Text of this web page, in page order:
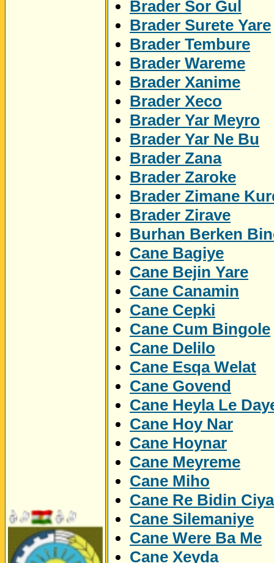
Brader Sor Gul
Brader Surete Yare
Brader Tembure
Brader Wareme
Brader Xanime
Brader Xeco
Brader Yar Meyro
Brader Yar Ne Bu
Brader Zana
Brader Zaroke
Brader Zimane
Brader Zirave
Burhan Berken
Cane Bagiye
Cane Bejin Yare
Cane Canamin
Cane Cepki
Cane Cum Bingole
Cane Delilo
Cane Esqa Welat
Cane Govend
Cane Heyla Le
Cane Hoy Nar
Cane Hoynar
Cane Meyreme
Cane Miho
Cane Re Bidin
Cane Silemaniye
Cane Were Ba Me
Cane Xeyda